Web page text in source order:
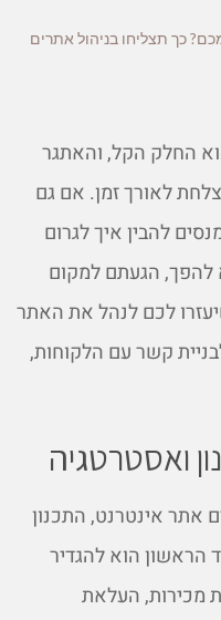
כך תצליחו בניהול אתרים
החלק הקל, והאתגר
לאורך זמן. אם גם
להבין איך לגרום
להפך, הגעתם למקום
לכם לנהל את האתר
קשר עם הלקוחות,
ואסטרטגיה
אתר אינטרנט, התכנון
הוא להגדיר
מכירות, העלאת